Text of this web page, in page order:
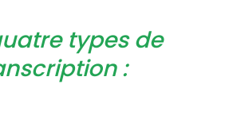
types de
: